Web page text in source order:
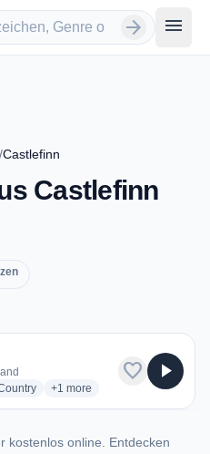
arrow_forward menu
/Castlefinn
Castlefinn
stationsradio stations
+1 more genres for Finn Valley
more
favorite play_arrow
kostenlos online. Entdecken